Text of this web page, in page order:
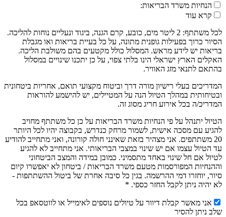
הנחיות משרד הבריאות:
קרא עוד
לכל משתתף: 2 ליטר מים, כובע, קרם הגנה, ביגוד ונעליים נוחות להליכה.
הסיור כרוך בפעילות גופנית מתונה, על כל בעיית בריאות ואו מגבלת
בריאות יש לידע מראש. המסלול כולל מקטעים בהם משולבת הליכה.
האקלים הארץ ישראלי הינו בלתי צפוי, על כן יתכנו שינויים במסלול
בהתאם לתנאי מזג האוויר.
המדריכים בעלי רישיון מורה דרך וביטוח מקצועי תואם, אחריות ביטחונית
ובטיחותית במהלך הטיול הנה על המטיילים, יש להישמע להוראות
המדריכ/ה בכל אירוע חריג מסוג זה.
הטיול יתנהל על פי הנחיות משרד הבריאות על כן כל משתתף מחויב
להגיע עם מסכה אישית, לשמור מרחק כנדרש, בקבוצה יהיו לכל היותר
20 משתתפים. אני מצהיר בזאת שאינני חולה קורונה, ואני מתחייב להודיע
עד הטיול עצמו אם יש שינוי במצבי הבריאותי. אני מתחייב לא להגיע
לטיול אם חל שינוי באחד מתסמיני. כמובן במידה והמצב הביטחוני
וההנחיות המפורסמות מטעם משרד הבריאות / ביטחון לא יאפשרו קיום
סיור, יוחזרו דמי ההרשמה. בגין כל סיבה אחרת של ביטול ההשתתפות -
לא יהיה ניתן לקבל החזר כספי. *
אני מאשר קבלת דיוור על טיולים נוספים לאימייל או לווטסאפ בכל
שלב ניתן להסיר